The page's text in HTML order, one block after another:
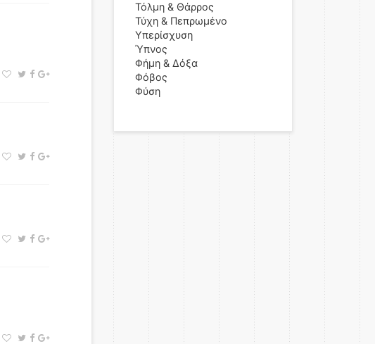
Τόλμη & Θάρρος
Τύχη & Πεπρωμένο
Υπερίσχυση
Ύπνος
Φήμη & Δόξα
Φόβος
Φύση